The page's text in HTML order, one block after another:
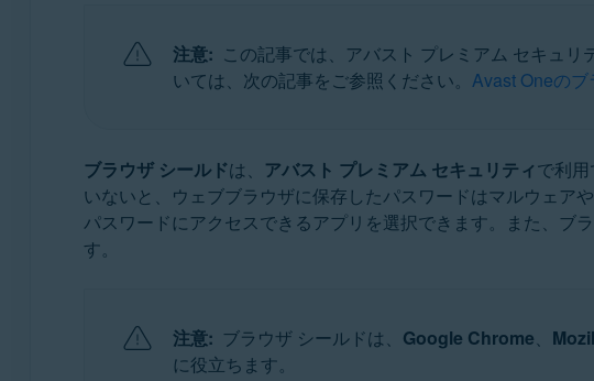
オペレーティング システム:
Microsoft Windows 8.1 / Pro / Enterprise - 32 / 64 ビット
Microsoft Windows 8 / Pro / Enterprise - 32 / 64 ビット
Microsoft Windows 7 Home Basic / Home Premium / Professional
注意: この記事では、アバスト プレミアム セキュ
いては、次の記事をご参照ください。 Avast Oneの
ブラウザ シールドは、 アバスト プレミアム セキュリティで利
いないと、ウェブブラウザに保存したパスワードはマルウェア
パスワードにアクセスできるアプリを選択できます。また、ブ
す。
注意: ブラウザ シールドは、 Google Chrome、
に役立ちます。